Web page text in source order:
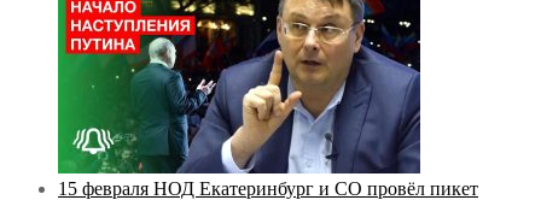
15 февраля НОД Екатеринбург и СО провёл пикет